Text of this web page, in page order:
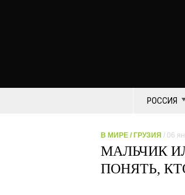
РОССИЯ
В МИРЕ / ГРУЗИЯ / 06
МАЛЬЧИК
ПОНЯТЬ,